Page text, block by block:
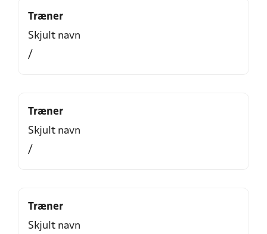
Træner
Skjult navn
/
Træner
Skjult navn
/
Træner
Skjult navn